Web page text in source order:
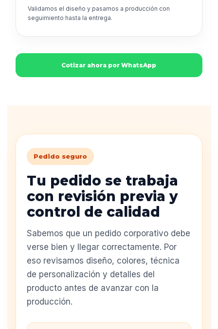
Validamos el diseño y pasamos a producción con
seguimiento hasta la entrega.
Cotizar ahora por WhatsApp
Pedido seguro
Tu pedido se trabaja
con revisión previa y
control de calidad
Sabemos que un pedido corporativo debe
verse bien y llegar correctamente. Por
eso revisamos diseño, colores, técnica
de personalización y detalles del
producto antes de avanzar con la
producción.